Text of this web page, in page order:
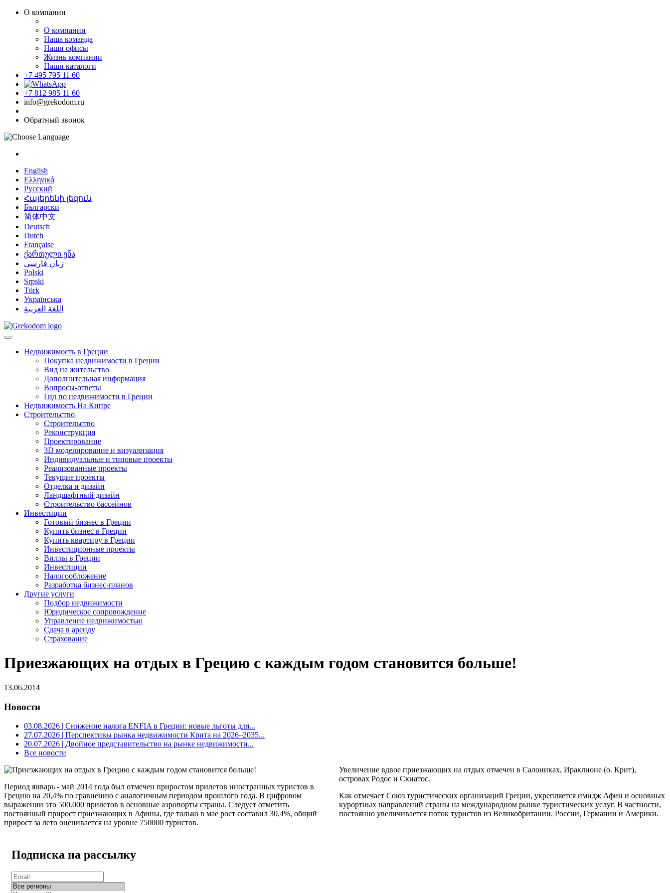
О компании
О компании
Наша команда
Наши офисы
Жизнь компании
Наши каталоги
+7 495 795 11 60
+7 812 985 11 60
info@grekodom.ru
Обратный звонок
English
Ελληνικά
Русский
Հայերենի լեզուն
Български
简体中文
Deutsch
Dutch
Française
ქართული ენა
زبان فارسی
Polski
Srpski
Türk
Українська
اللغة العربية
Недвижимость в Греции
Покупка недвижимости в Греции
Вид на жительство
Дополнительная информация
Вопросы-ответы
Гид по недвижимости в Греции
Недвижимость На Кипре
Строительство
Строительство
Реконструкция
Проектирование
3D моделирование и визуализация
Индивидуальные и типовые проекты
Реализованные проекты
Текущие проекты
Отделка и дизайн
Ландшафтный дизайн
Строительство бассейнов
Инвестиции
Готовый бизнес в Греции
Купить бизнес в Греции
Купить квартиру в Греции
Инвестиционные проекты
Виллы в Греции
Инвестиции
Налогообложение
Разработка бизнес-планов
Другие услуги
Подбор недвижимости
Юридическое сопровождение
Управление недвижимостью
Сдача в аренду
Страхование
Приезжающих на отдых в Грецию с каждым годом становится больше!
13.06.2014
Новости
03.08.2026 | Снижение налога ENFIA в Греции: новые льготы для...
27.07.2026 | Перспективы рынка недвижимости Крита на 2026–2035...
20.07.2026 | Двойное представительство на рынке недвижимости...
Все новости
Период январь - май 2014 года был отмечен приростом прилетов иностранных туристов в
Грецию на 20,4% по сравнению с аналогичным периодом прошлого года. В цифровом
выражении это 500.000 прилетов в основные аэропорты страны. Следует отметить
постоянный прирост приезжающих в Афины, где только в мае рост составил 30,4%, общий
прирост за лето оценивается на уровне 750000 туристов.
Увеличение вдвое приезжающих на отдых отмечен в Салониках, Ираклионе (о. Крит),
островах Родос и Скиатос.
Как отмечает Союз туристических организаций Греции, укрепляется имидж Афин и основных
курортных направлений страны на международном рынке туристических услуг. В частности,
постоянно увеличивается поток туристов из Великобритании, России, Германии и Америки.
Подписка на рассылку